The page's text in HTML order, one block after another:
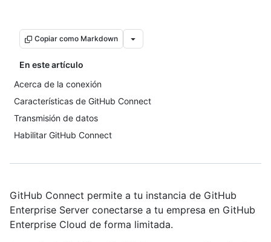
Copiar como Markdown
En este artículo
Acerca de la conexión
Características de GitHub Connect
Transmisión de datos
Habilitar GitHub Connect
GitHub Connect permite a tu instancia de GitHub
Enterprise Server conectarse a tu empresa en GitHub
Enterprise Cloud de forma limitada.